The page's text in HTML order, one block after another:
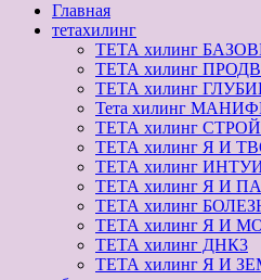
Главная
тетахилинг
ТЕТА хилинг
ТЕТА хилинг
ТЕТА хилинг
Тета хилинг
ТЕТА хилинг
ТЕТА хилинг Я И
ТЕТА хилинг
ТЕТА хилинг Я И
ТЕТА хилинг
ТЕТА хилинг Я И
ТЕТА хилинг ДНК3
ТЕТА хилинг Я И